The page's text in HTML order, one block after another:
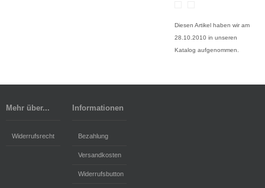
Diesen Artikel haben wir am
28.10.2010 in unseren
Katalog aufgenommen.
Mehr über...
Widerrufsrecht
Informationen
Bezahlung
Versandkosten
Widerrufsbutton